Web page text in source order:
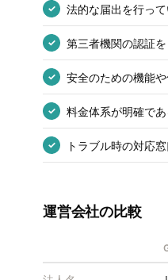
✓ 法的な届出を行っ
✓ 第三者機関の認証
✓ 安全のための機能
✓ 料金体系が明確であ
✓ トラブル時の対応
運営会社の比較